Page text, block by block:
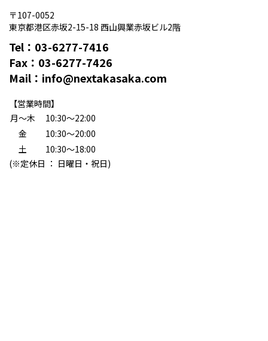
〒107-0052
東京都港区赤坂2-15-18 西山興業赤坂ビル2階
Tel： 03-6277-7416
Fax： 03-6277-7426
Mail： info@nextakasaka.com
【営業時間】
月〜木
10:30〜22:00
金
10:30〜20:00
土
10:30〜18:00
(※定休日 ： 日曜日・祝日)